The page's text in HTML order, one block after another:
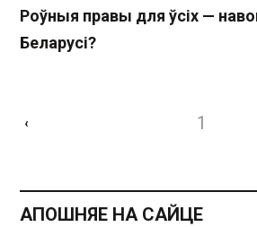
Роўныя правы для ўсіх —
Беларусі?
‹ 1
АПОШНЯЕ НА САЙЦЕ